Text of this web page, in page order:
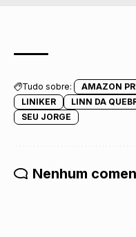
Tudo sobre: AMAZON
LINIKER
LINN DA
SEU JORGE
Nenhum